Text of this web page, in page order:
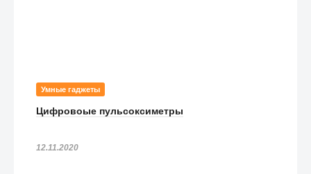
Умные гаджеты
Цифровоые пульсоксиметры
12.11.2020